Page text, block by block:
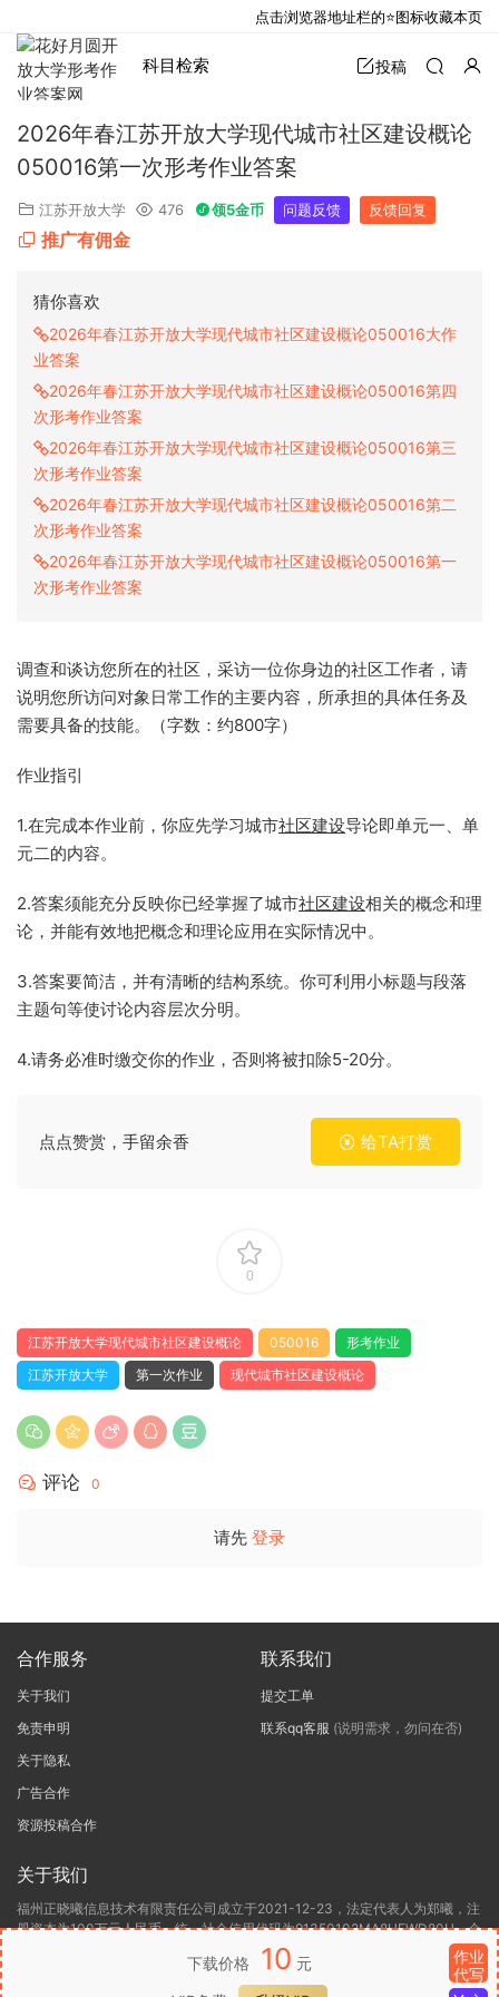
科目检索 投稿
2026年春江苏开放大学现代城市社区建设概论
050016第一次形考作业答案
江苏开放大学 476 领5金币 问题反馈 反馈回复
推广有佣金
猜你喜欢
2026年春江苏开放大学现代城市社区建设概论050016大作
业答案
2026年春江苏开放大学现代城市社区建设概论050016第四
次形考作业答案
2026年春江苏开放大学现代城市社区建设概论050016第三
次形考作业答案
2026年春江苏开放大学现代城市社区建设概论050016第二
次形考作业答案
2026年春江苏开放大学现代城市社区建设概论050016第一
次形考作业答案
调查和谈访您所在的社区，采访一位你身边的社区工作者，请
说明您所访问对象日常工作的主要内容，所承担的具体任务及
需要具备的技能。（字数：约800字）
作业指引
1.在完成本作业前，你应先学习城市社区建设导论即单元一、单
元二的内容。
2.答案须能充分反映你已经掌握了城市社区建设相关的概念和理
论，并能有效地把概念和理论应用在实际情况中。
3.答案要简洁，并有清晰的结构系统。你可利用小标题与段落
主题句等使讨论内容层次分明。
4.请务必准时缴交你的作业，否则将被扣除5-20分。
下载价格 10 元
点点赞赏，手留余香 给TA打赏
0
江苏开放大学现代城市社区建设概论 050016
形考作业
江苏开放大学
第一次作业 现代城市社区建设概论
评论 0
请先 登录
合作服务
关于我们
免责申明
关于隐私
广告合作
资源投稿合作
联系我们
提交工单
联系qq客服 (说明需求，勿问在否)
关于我们
福州正晓曦信息技术有限责任公司成立于2021-12-23，法定代表人为郑曦，注
册资本为100万元人民币，统一社会信用代码为91350102MA8UEWD80H，企
业地址位于福建省福州市鼓楼区鼓西街道杨桥路118号宏杨新城4#楼6层办公C-
6，所属行业为软件和信息技术服务业，经营范围包含:一般项目:信息技术咨询
服务(除依法须经批准的项目外，凭营业执照依法自主开展经营活动)许可项目:
点击浏览器地址栏的⭐图标收藏本页
作业
代写